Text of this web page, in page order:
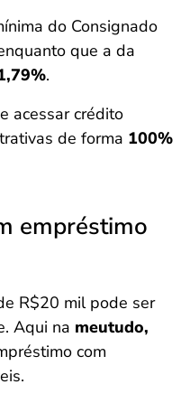
do Consignado
que a da
.
acessar crédito
de forma 100%
empréstimo
R$20 mil pode ser
Aqui na meutudo,
com